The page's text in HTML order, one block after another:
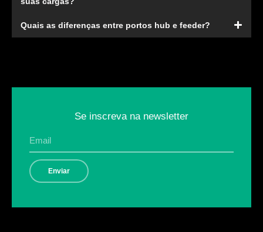
Quais as diferenças entre portos hub e feeder?
Se inscreva na newsletter
Enviar